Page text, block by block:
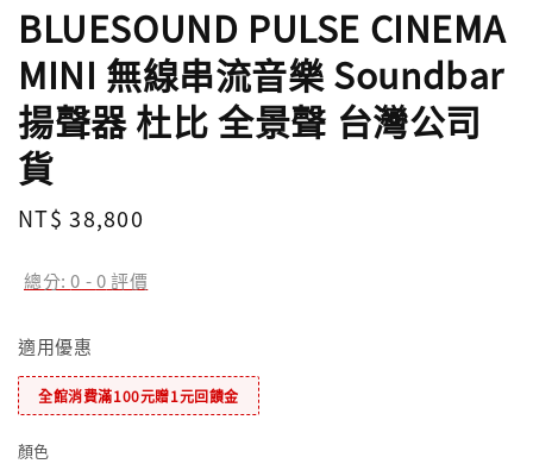
BLUESOUND PULSE CINEMA
MINI 無線串流音樂 Soundbar
揚聲器 杜比 全景聲 台灣公司
貨
Regular
NT$ 38,800
總分:0 -0評價
適用優惠
全館消費滿100元贈1元回饋金
顏色